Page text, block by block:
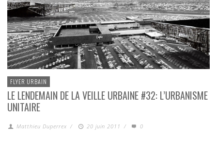
FLYER URBAIN
LE LENDEMAIN DE LA VEILLE URBAINE #32: L’URBANISME
UNITAIRE
Matthieu Duperrex / 20 juin 2011 / 0